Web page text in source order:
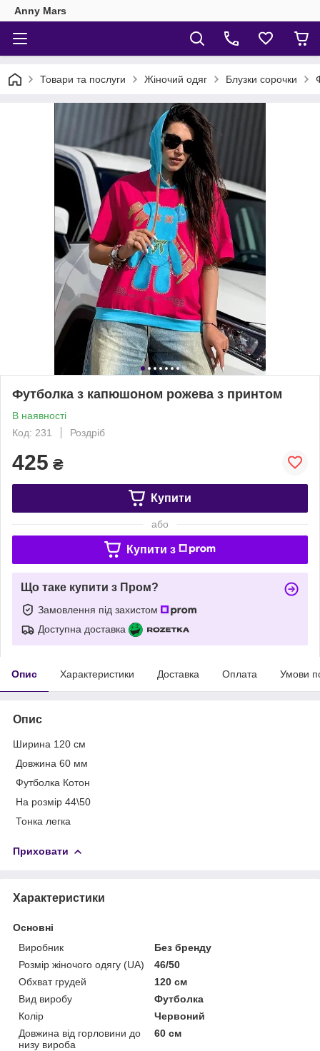
Anny Mars
Товари та послуги Жіночий одяг Блузки сорочки
Футболка з капюшоном рожева з принтом
В наявності
Код: 231
Роздріб
425 ₴
Купити
або
Купити з
Що таке купити з Пром?
Замовлення під захистом
Доступна доставка
Опис Характеристики Доставка Оплата Умови
Опис
Ширина 120 см
Довжина 60 мм
Футболка Котон
На розмір 44\50
Тонка легка
Приховати
Характеристики
Основні
Виробник
Без бренду
Розмір жіночого одягу (UA)
46/50
Обхват грудей
120 см
Вид виробу
Футболка
Колір
Червоний
Довжина від горловини до
низу вироба
60 см